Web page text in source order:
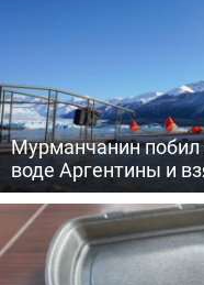
Мурманчанин
воде Аргентины и